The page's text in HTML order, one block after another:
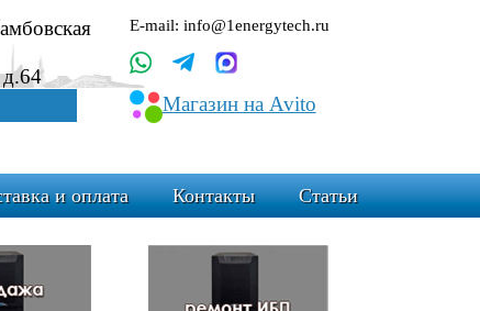
д.64
E-mail: info@1energytech.ru
Магазин на Avito
и оплата Контакты Статьи